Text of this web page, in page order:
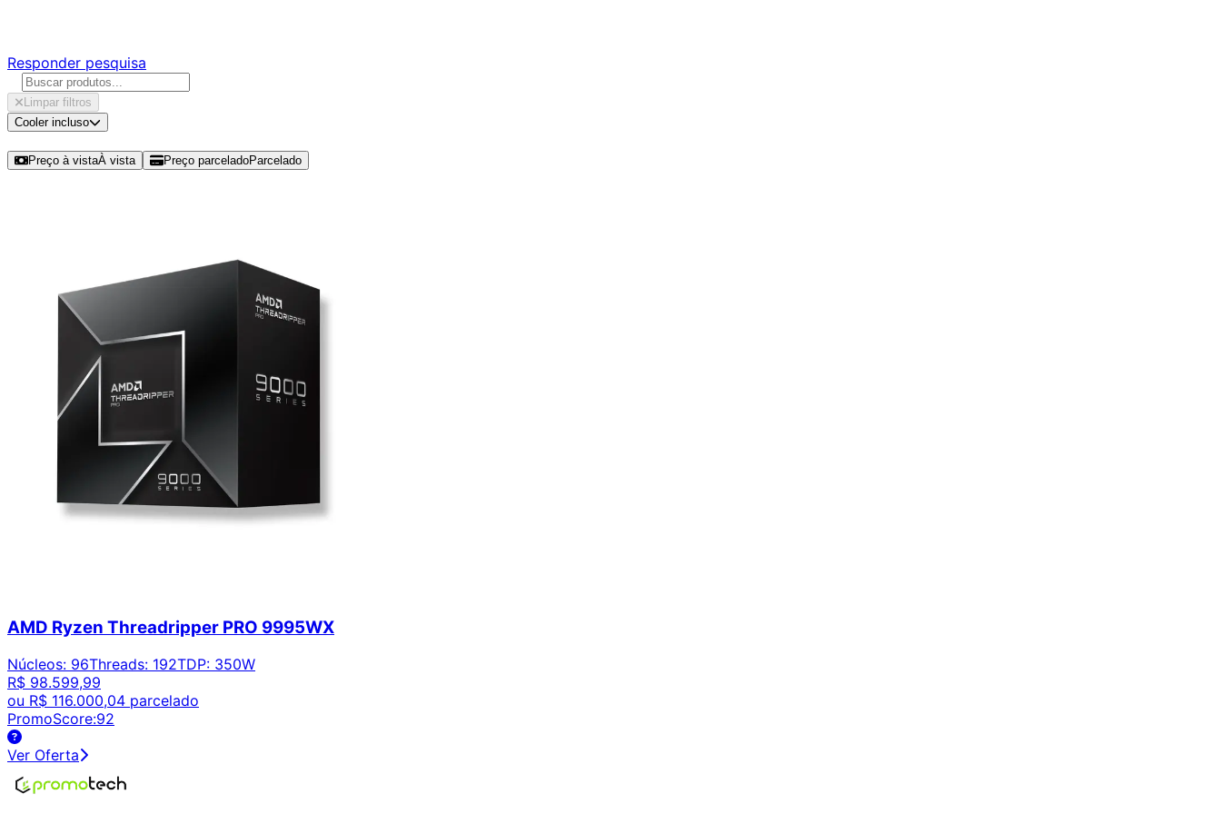
Responder pesquisa
Limpar filtros
Cooler incluso
Preço à vistaÀ vista Preço parceladoParcelado
AMD Ryzen Threadripper PRO 9995WX
Núcleos: 96Threads: 192TDP: 350W
R$ 98.599,99
ou R$ 116.000,04 parcelado
PromoScore:92
Ver Oferta